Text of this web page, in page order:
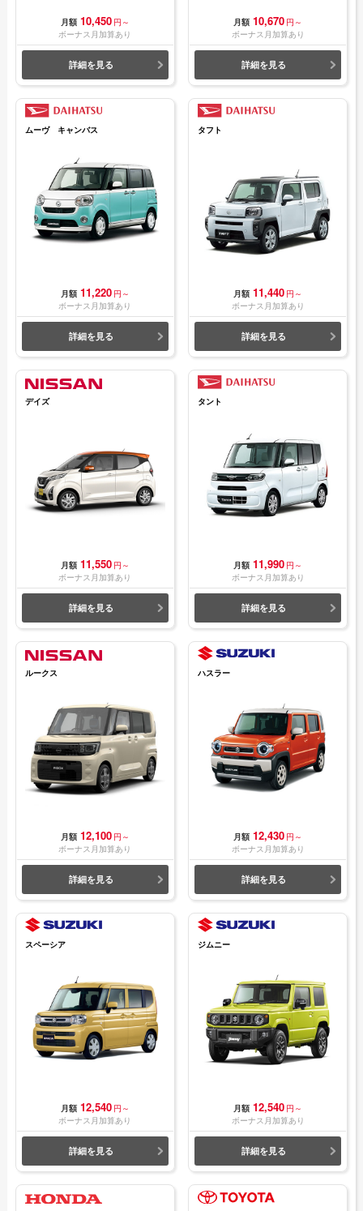
月額 10,450 円～
ボーナス月加算あり
詳細を見る
月額 10,670 円～
ボーナス月加算あり
詳細を見る
ムーヴ キャンバス
月額 11,220 円～
ボーナス月加算あり
詳細を見る
タフト
月額 11,440 円～
ボーナス月加算あり
詳細を見る
デイズ
月額 11,550 円～
ボーナス月加算あり
詳細を見る
タント
月額 11,990 円～
ボーナス月加算あり
詳細を見る
ルークス
月額 12,100 円～
ボーナス月加算あり
詳細を見る
ハスラー
月額 12,430 円～
ボーナス月加算あり
詳細を見る
スペーシア
月額 12,540 円～
ボーナス月加算あり
詳細を見る
ジムニー
月額 12,540 円～
ボーナス月加算あり
詳細を見る